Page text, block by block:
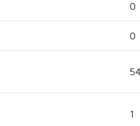
0
0
1